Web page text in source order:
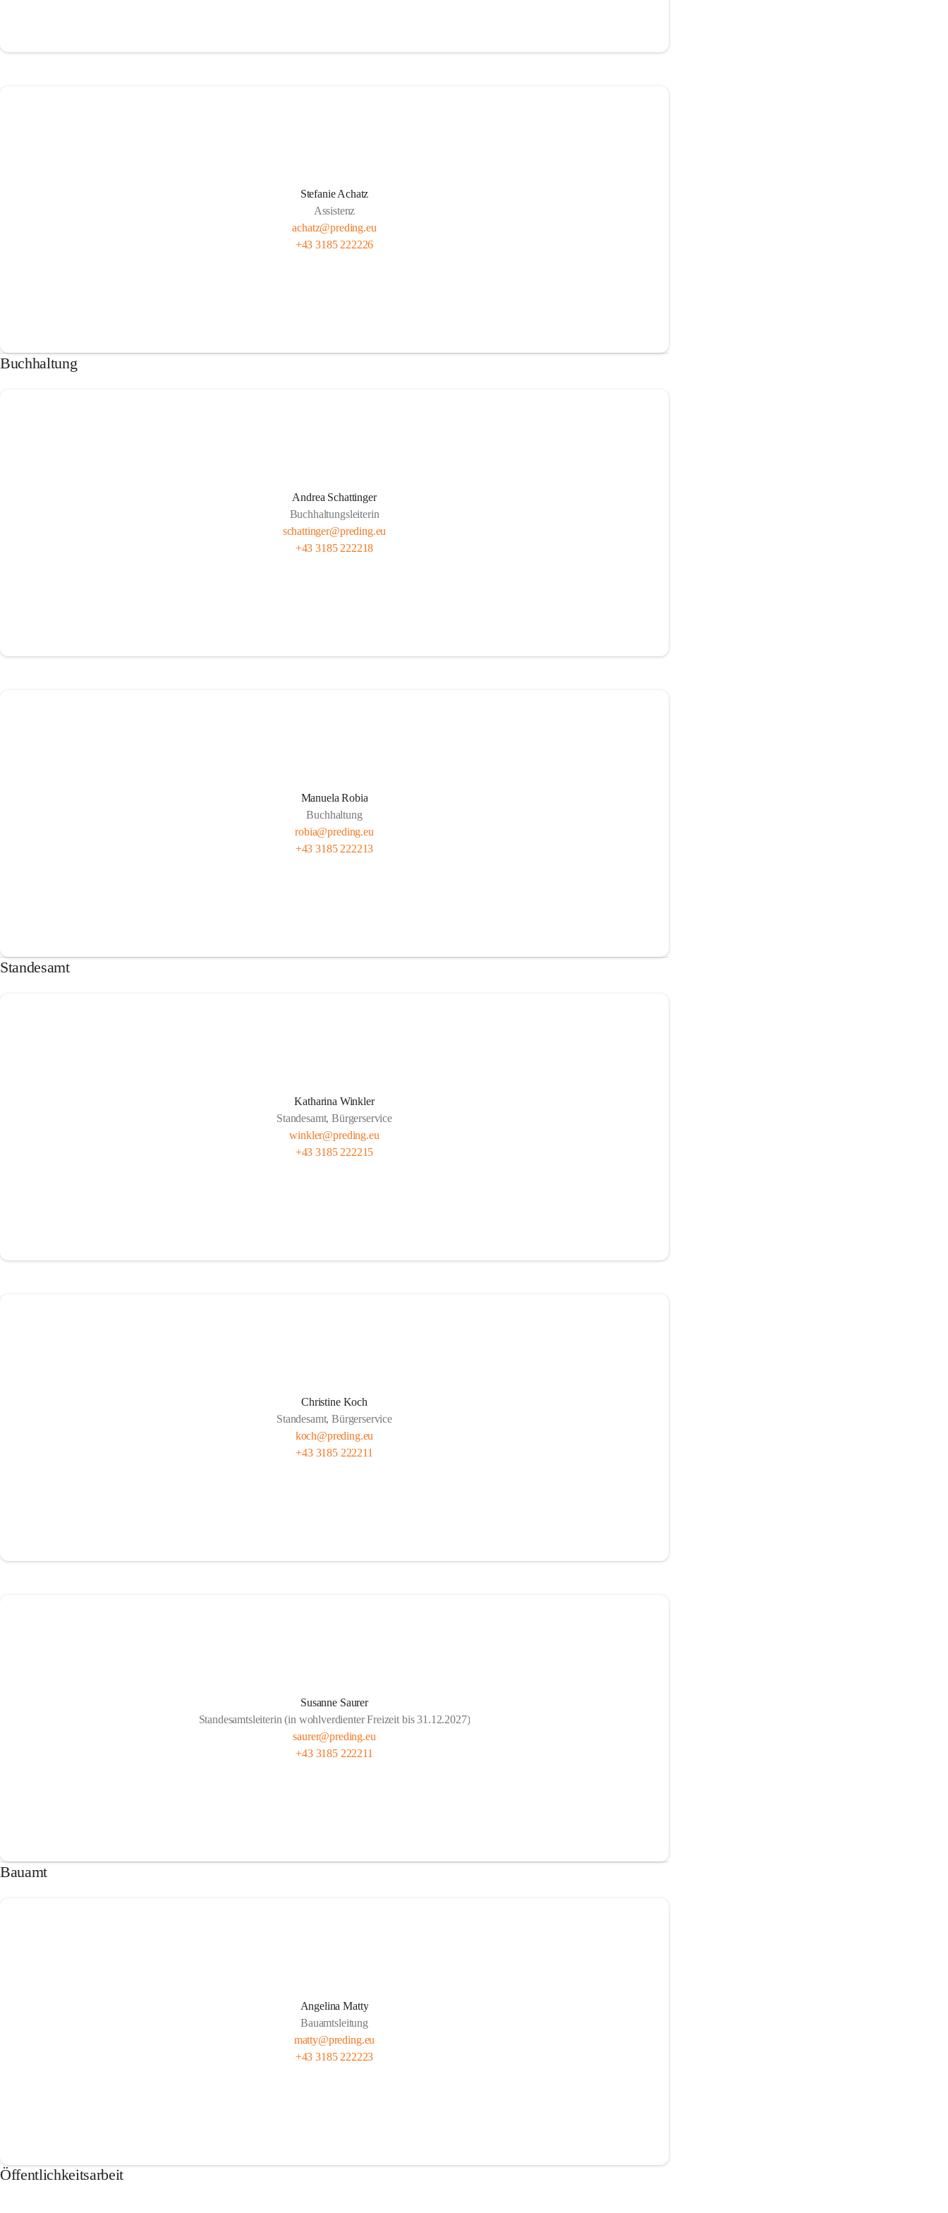
Stefanie Achatz
Assistenz
achatz@preding.eu
+43 3185 222226
Buchhaltung
Andrea Schattinger
Buchhaltungsleiterin
schattinger@preding.eu
+43 3185 222218
Manuela Robia
Buchhaltung
robia@preding.eu
+43 3185 222213
Standesamt
Katharina Winkler
Standesamt, Bürgerservice
winkler@preding.eu
+43 3185 222215
Christine Koch
Standesamt, Bürgerservice
koch@preding.eu
+43 3185 222211
Susanne Saurer
Standesamtsleiterin (in wohlverdienter Freizeit bis 31.12.2027)
saurer@preding.eu
+43 3185 222211
Bauamt
Angelina Matty
Bauamtsleitung
matty@preding.eu
+43 3185 222223
Öffentlichkeitsarbeit